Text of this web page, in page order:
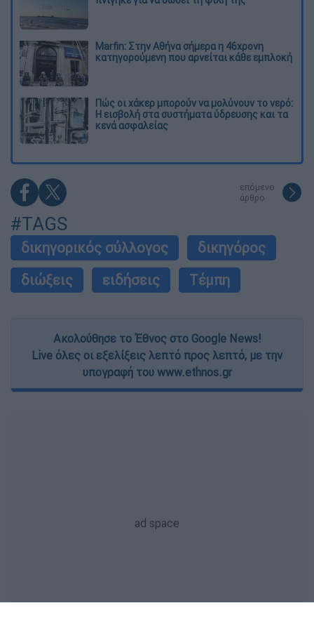
Marfin: Στην Αθήνα σήμερα η 46χρονη
κατηγορούμενη που αρνείται κάθε εμπλοκή
Πώς οι χάκερ μπορούν να μολύνουν το νερό:
Η εισβολή στα συστήματα ύδρευσης και τα
κενά ασφαλείας
επόμενο
άρθρο
#TAGS
δικηγορικός σύλλογος
δικηγόρος
διώξεις
ειδήσεις Τέμπη
Ακολούθησε το Έθνος στο Google News!
Live όλες οι εξελίξεις λεπτό προς λεπτό, με την
υπογραφή του www.ethnos.gr